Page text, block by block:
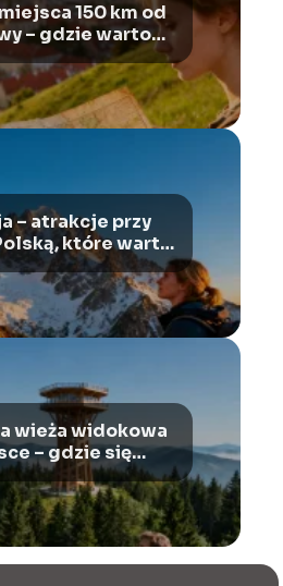
150 km od
– gdzie warto
– atrakcje przy
które warto
wieża widokowa
– gdzie się